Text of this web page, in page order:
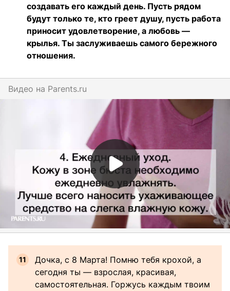
создавать его каждый день. Пусть рядом
будут только те, кто греет душу, пусть работа
приносит удовлетворение, а любовь —
крылья. Ты заслуживаешь самого бережного
отношения.
Видео на parents.ru
Дочка, с 8 Марта! Помню тебя крохой, а
сегодня ты — взрослая, красивая,
самостоятельная. Горжусь каждым твоим